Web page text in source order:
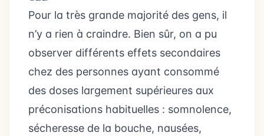
Pour la très grande majorité des gens, il
n’y a rien à craindre. Bien sûr, on a pu
observer différents effets secondaires
chez des personnes ayant consommé
des doses largement supérieures aux
préconisations habituelles : somnolence,
sécheresse de la bouche, nausées,